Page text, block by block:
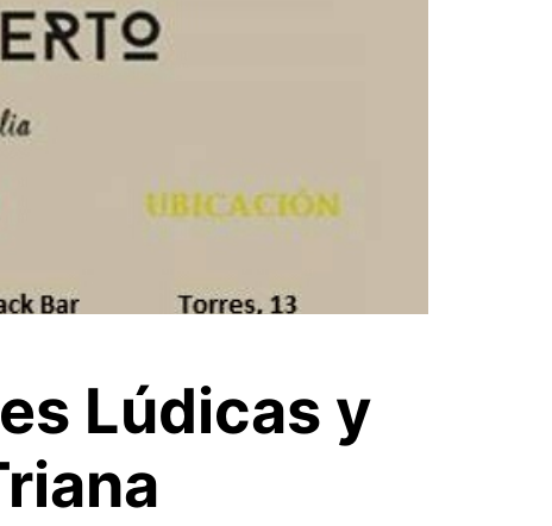
Lúdicas y